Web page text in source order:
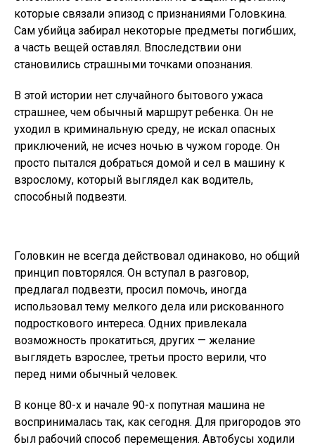
которые связали эпизод с признаниями Головкина.
Сам убийца забирал некоторые предметы погибших,
а часть вещей оставлял. Впоследствии они
становились страшными точками опознания.
В этой истории нет случайного бытового ужаса
страшнее, чем обычный маршрут ребенка. Он не
уходил в криминальную среду, не искал опасных
приключений, не исчез ночью в чужом городе. Он
просто пытался добраться домой и сел в машину к
взрослому, который выглядел как водитель,
способный подвезти.
Головкин не всегда действовал одинаково, но общий
принцип повторялся. Он вступал в разговор,
предлагал подвезти, просил помочь, иногда
использовал тему мелкого дела или рискованного
подросткового интереса. Одних привлекала
возможность прокатиться, других — желание
выглядеть взрослее, третьи просто верили, что
перед ними обычный человек.
В конце 80-х и начале 90-х попутная машина не
воспринималась так, как сегодня. Для пригородов это
был рабочий способ перемещения. Автобусы ходили